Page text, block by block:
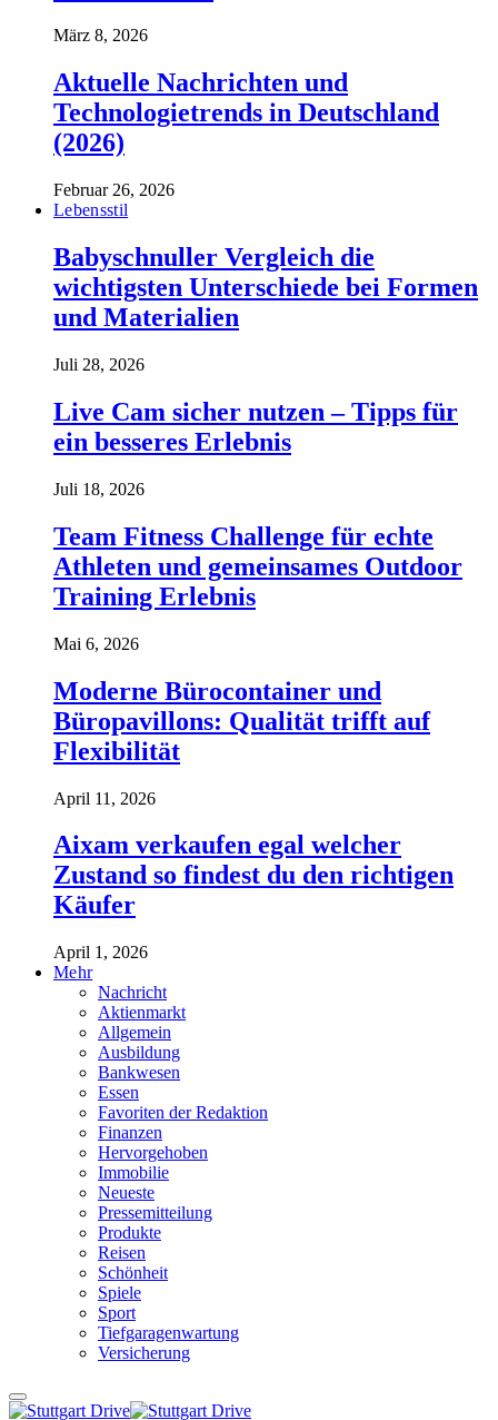
März 8, 2026
Aktuelle Nachrichten und
Technologietrends in Deutschland
(2026)
Februar 26, 2026
Lebensstil
Babyschnuller Vergleich die
wichtigsten Unterschiede bei Formen
und Materialien
Juli 28, 2026
Live Cam sicher nutzen – Tipps für
ein besseres Erlebnis
Juli 18, 2026
Team Fitness Challenge für echte
Athleten und gemeinsames Outdoor
Training Erlebnis
Mai 6, 2026
Moderne Bürocontainer und
Büropavillons: Qualität trifft auf
Flexibilität
April 11, 2026
Aixam verkaufen egal welcher
Zustand so findest du den richtigen
Käufer
April 1, 2026
Mehr
Nachricht
Aktienmarkt
Allgemein
Ausbildung
Bankwesen
Essen
Favoriten der Redaktion
Finanzen
Hervorgehoben
Immobilie
Neueste
Pressemitteilung
Produkte
Reisen
Schönheit
Spiele
Sport
Tiefgaragenwartung
Versicherung